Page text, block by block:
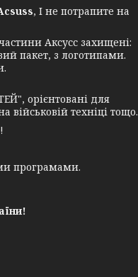
, І не потрапите на
Аксусс захищені:
пакет, з логотипами.
орієнтовані для
військовій техніці тощо.
програмами.